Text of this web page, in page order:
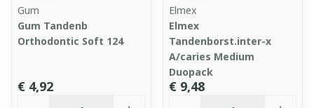
Gum
Gum Tandenb
Orthodontic Soft 124
€ 4,92
Elmex
Elmex
Tandenborst.inter-x
A/caries Medium
Duopack
€ 9,48